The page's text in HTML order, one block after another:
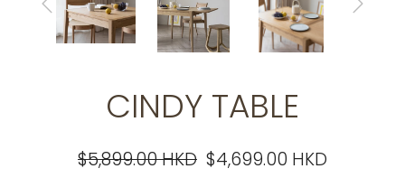
CINDY TABLE
$5,899.00 HKD $4,699.00 HKD